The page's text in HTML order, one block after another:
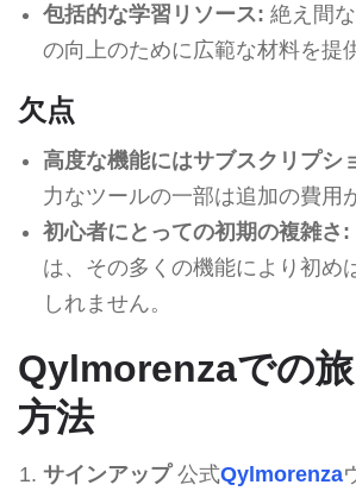
包括的な学習リソース: 絶え間
の向上のために広範な材料を提
欠点
高度な機能にはサブスクリプシ
力なツールの一部は追加の費用
初心者にとっての初期の複雑さ:
は、その多くの機能により初め
しれません。
Qylmorenzaでの
方法
サインアップ公式Qylmorenza